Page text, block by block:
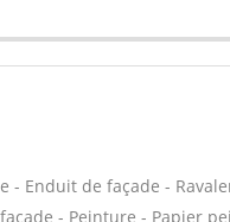
Enduit de façade -
- Peinture - Papier